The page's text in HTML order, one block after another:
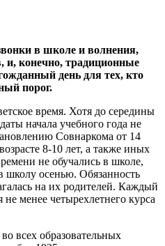
в школе и волнения,
и, конечно, традиционные
день для тех, кто
порог.
время. Хотя до середины
начала учебного года не
Совнаркома от 14
8-10 лет, а также иных
не обучались в школе,
осенью. Обязанность
на их родителей. Каждый
менее четырехлетнего курса
всех образовательных